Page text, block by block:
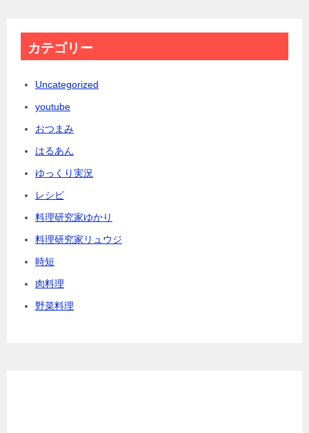
カテゴリー
Uncategorized
youtube
おつまみ
はるあん
ゆっくり実況
レシピ
料理研究家ゆかり
料理研究家リュウジ
時短
肉料理
野菜料理